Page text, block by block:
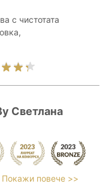
с чистотата
Светлана
Покажи повече >>